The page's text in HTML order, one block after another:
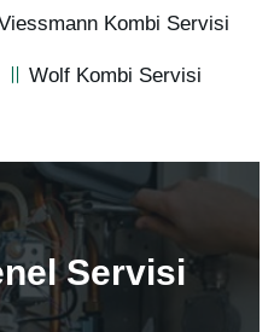
Kombi Servisi
Wolf Kombi Servisi
Servisi